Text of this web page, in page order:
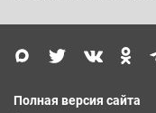
Полная версия сайта